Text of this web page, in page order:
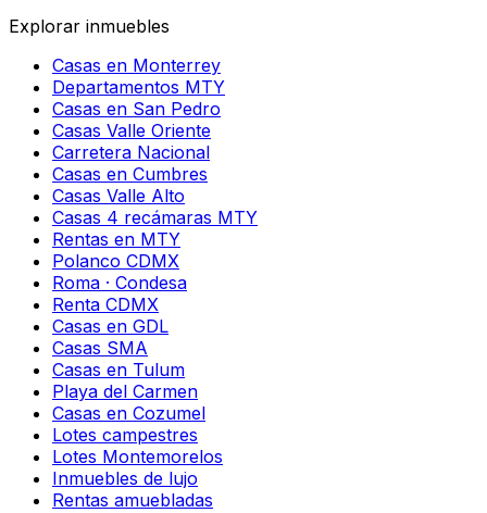
Explorar inmuebles
Casas en Monterrey
Departamentos MTY
Casas en San Pedro
Casas Valle Oriente
Carretera Nacional
Casas en Cumbres
Casas Valle Alto
Casas 4 recámaras MTY
Rentas en MTY
Polanco CDMX
Roma · Condesa
Renta CDMX
Casas en GDL
Casas SMA
Casas en Tulum
Playa del Carmen
Casas en Cozumel
Lotes campestres
Lotes Montemorelos
Inmuebles de lujo
Rentas amuebladas